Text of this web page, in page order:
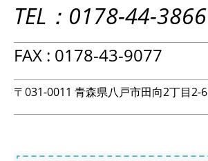
TEL：0178-44-3866
FAX : 0178-43-9077
〒031-0011 青森県八戸市田向2丁目2-6